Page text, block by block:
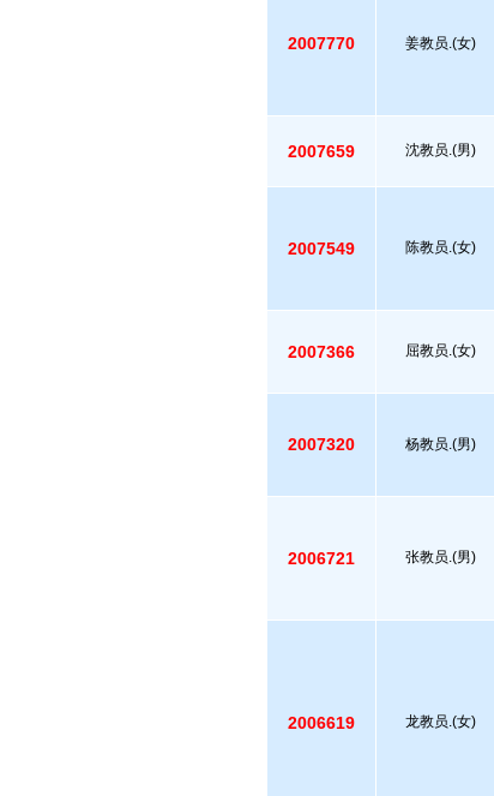
2007770 姜教员.(女)
2007659 沈教员.(男)
2007549 陈教员.(女)
2007366 屈教员.(女)
2007320 杨教员.(男)
2006721 张教员.(男)
2006619 龙教员.(女)